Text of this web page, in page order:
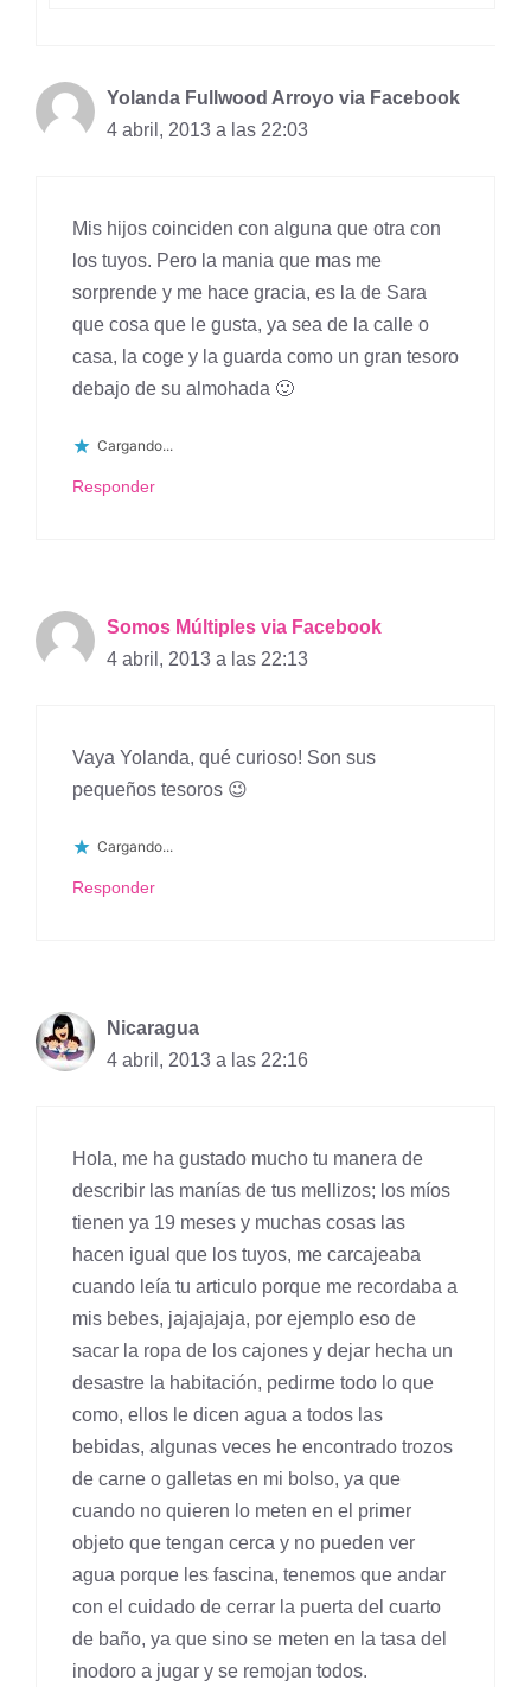
Yolanda Fullwood Arroyo via Facebook
4 abril, 2013 a las 22:03
Mis hijos coinciden con alguna que otra con
los tuyos. Pero la mania que mas me
sorprende y me hace gracia, es la de Sara
que cosa que le gusta, ya sea de la calle o
casa, la coge y la guarda como un gran tesoro
debajo de su almohada 🙂
Cargando...
Responder
Somos Múltiples via Facebook
4 abril, 2013 a las 22:13
Vaya Yolanda, qué curioso! Son sus
pequeños tesoros 😉
Cargando...
Responder
Nicaragua
4 abril, 2013 a las 22:16
Hola, me ha gustado mucho tu manera de
describir las manías de tus mellizos; los míos
tienen ya 19 meses y muchas cosas las
hacen igual que los tuyos, me carcajeaba
cuando leía tu articulo porque me recordaba a
mis bebes, jajajajaja, por ejemplo eso de
sacar la ropa de los cajones y dejar hecha un
desastre la habitación, pedirme todo lo que
como, ellos le dicen agua a todos las
bebidas, algunas veces he encontrado trozos
de carne o galletas en mi bolso, ya que
cuando no quieren lo meten en el primer
objeto que tengan cerca y no pueden ver
agua porque les fascina, tenemos que andar
con el cuidado de cerrar la puerta del cuarto
de baño, ya que sino se meten en la tasa del
inodoro a jugar y se remojan todos.